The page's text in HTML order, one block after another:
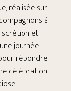
réalisée sur-
à
et
journée
répondre
célébration